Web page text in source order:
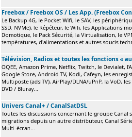
Freebox / Freebox OS / Les App. (Freebox
Le Backup 4G, le Pocket Wifi, le SAV, les
SSD, NVMe), le Répéteur, le Wifi, les Applications
Domotique, le Pack Sécurité, la Virtualisation, le
températures, d'alimentations et autres soucis
Télévision, Radios et toutes les fonctions «
OQEE, Amazon Prime, Netflix, Twitch, le Devialet,
Google Store, Android TV, Kodi, Cafeyn, les
Multiposte (adslTV), AirPlay/DLNA/uPnP, la VoD,
DVD / Bluray...
Univers Canal+ / CanalSatDSL
Toutes les discussions concernant le groupe Canal
migrations depuis un autre distributeur, Canal
Multi-écran...